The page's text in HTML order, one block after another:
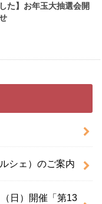
た】お年玉大抽選会開
シェ）のご案内
日）開催「第13